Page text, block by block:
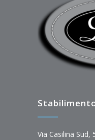
Via Casilina Sud,